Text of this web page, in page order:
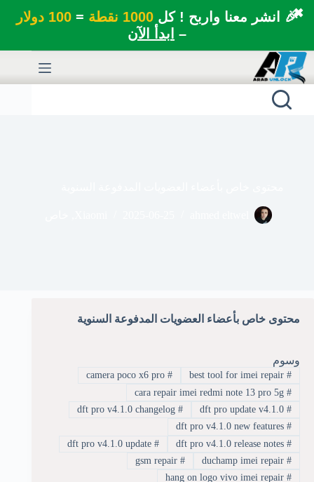
🎉 انشر معنا واربح ! كل1000 نقطة =100 دولار
– ابدأ الآن
✖
التجاوز
إلى
المحتوى
محتوى خاص بأعضاء العضويات المدفوعة السنوية
وسوم
#
best tool for imei repair
#
camera poco x6 pro
#
cara repair imei redmi note 13 pro 5g
#
dft pro update v4.1.0
#
dft pro v4.1.0 changelog
#
dft pro v4.1.0 new features
#
dft pro v4.1.0 release notes
#
dft pro v4.1.0 update
#
duchamp imei repair
#
gsm repair
#
hang on logo vivo imei repair